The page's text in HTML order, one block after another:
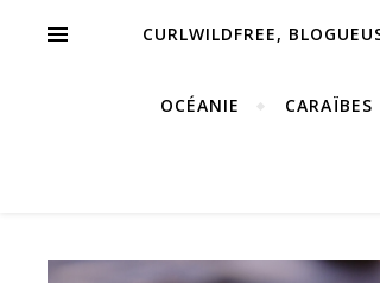
CURLWILDFREE,
OCÉANIE CARAÏBES